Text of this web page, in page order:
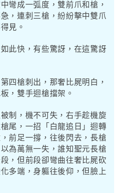
彎成一弧度，雙前爪和槍，
，連刺三槍，紛紛擊中雙爪
見。
此快，有些驚訝，在這驚訝
四槍刺出，那奢比屍明白，
，雙手迴槍擋架。
制，機不可失，右手趁機旋
尾，一招「白龍追日」迴轉
前足一撐，往後閃去，長槍
為萬無一失，誰知聖元長槍
，但前段卻彎曲往奢比屍砍
多端，身軀往後仰，但臉上